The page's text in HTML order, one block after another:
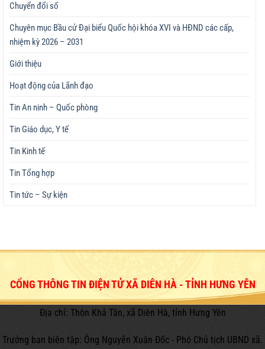
Chuyển đổi số
Chuyên mục Bầu cử Đại biểu Quốc hội khóa XVI và HĐND các cấp,
nhiệm kỳ 2026 – 2031
Giới thiệu
Hoạt động của Lãnh đạo
Tin An ninh – Quốc phòng
Tin Giáo dục, Y tế
Tin Kinh tế
Tin Tổng hợp
Tin tức – Sự kiện
CỔNG THÔNG TIN ĐIỆN TỬ XÃ DIÊN HÀ - TỈNH HƯNG YÊN
Địa chỉ: Thôn Khả Tân, xã Diên Hà, tỉnh Hưng Yên
Trưởng ban biên tập: Ông Nguyễn Xuân Đốc - Phó Chủ tịch UBND xã.